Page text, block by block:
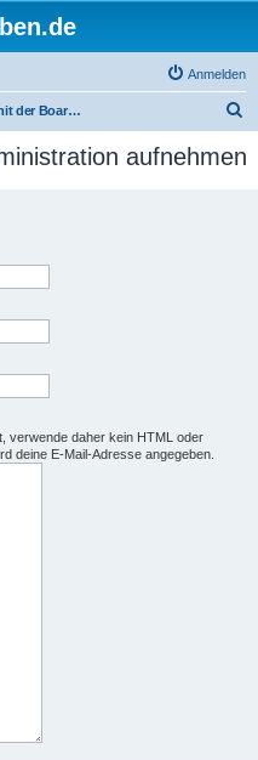
Anmelden
Kontakt mit der Board-Administration aufnehmen
c
aufnehmen
verwende daher kein HTML oder
deine E-Mail-Adresse angegeben.